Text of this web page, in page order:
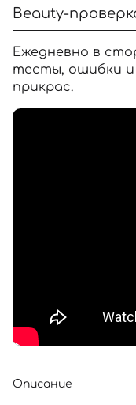
Beauty-
Ежедневно в
тесты, ошибки
прикрас.
Описание